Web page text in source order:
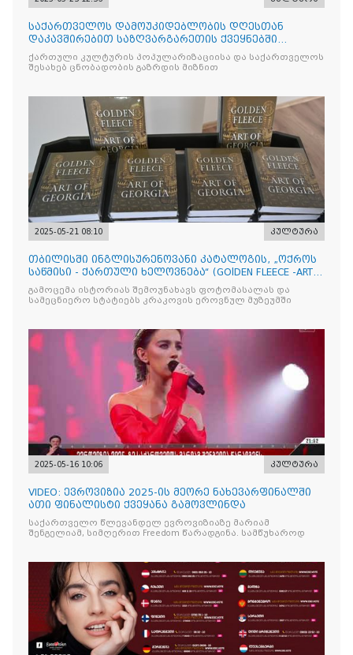
საქართველოს დამოუკიდებლობის დღესთან
დაკავშირებით საზღვარგარეთის ქვეყნებში
ქართული კულტურის დღეები აღ
ქართული კულტურის პოპულარიზაციისა და საქართველოს
შესახებ ცნობადობის გაზრდის მიზნით
2025-05-21 08:10 კულტურა
თბილისში ინგლისურენოვანი კატალოგის, „ოქროს
საწმისი - ქართული ხელოვნება“ (GOlDEN FLEECE -ART
OF GEORG
გამოცემა ისტორიას შემოუნახავს ფოტომასალას და
სამეცნიერო სტატიებს კრაკოვის ეროვნულ მუზეუმში
2025-05-16 10:06 კულტურა
VIDEO: ევროვიზია 2025-ის მეორე ნახევარფინალში
ათი ფინალისტი ქვეყანა გამოვლინდა
საქართველო წლევანდელ ევროვიზიაზე მარიამ
შენგელიამ, სიმღერით Freedom წარადგინა. სამწუხაროდ